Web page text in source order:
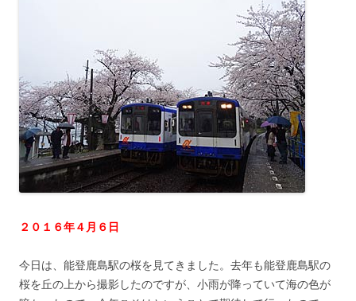
２０１６年４月６日
今日は、能登鹿島駅の桜を見てきました。去年も能登鹿島駅の
桜を丘の上から撮影したのですが、小雨が降っていて海の色が